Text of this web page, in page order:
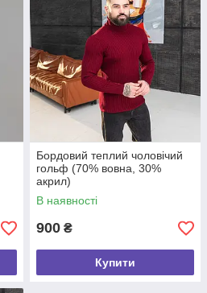
Бордовий теплий чоловічий
гольф (70% вовна, 30%
акрил)
В наявності
900 ₴
Купити